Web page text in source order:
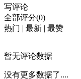
写评论
全部评分(0)
热门 | 最新 | 最赞
暂无评论数据
没有更多数据了....